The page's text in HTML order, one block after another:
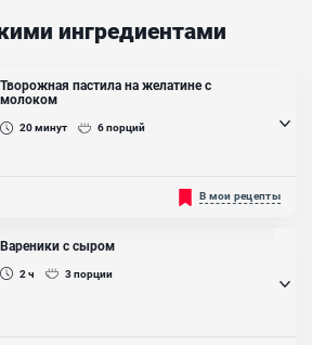
ингредиентами
Творожная пастила на желатине с
молоком
20минут 6порций
хотя и взрослые не прочь
Приготовить пастилу на
трудно. Единственное неудобство -
пока она застынет...
Сахар
В мои рецепты
Вареники с сыром
2 ч 3порции